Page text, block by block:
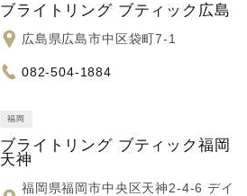
ブライトリング ブティック広島
広島県広島市中区袋町7-1
082-504-1884
福岡
ブライトリング ブティック福岡
天神
福岡県福岡市中央区天神2-4-6 デイ